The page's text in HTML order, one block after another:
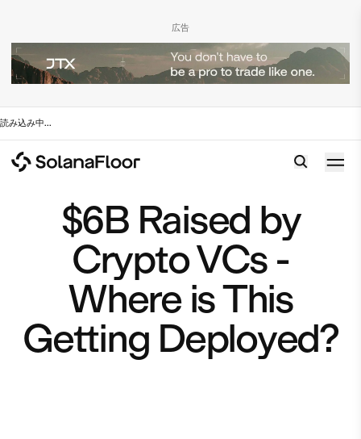
広告
読み込み中...
$6B Raised by
Crypto VCs -
Where is This
Getting Deployed?